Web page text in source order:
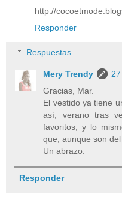
http://
Responder
Respuestas
Mery Trendy
Gracias, Mar.
El vestido ya tiene
así, verano tras
favoritos; y lo
que, aunque son
Un abrazo.
Responder